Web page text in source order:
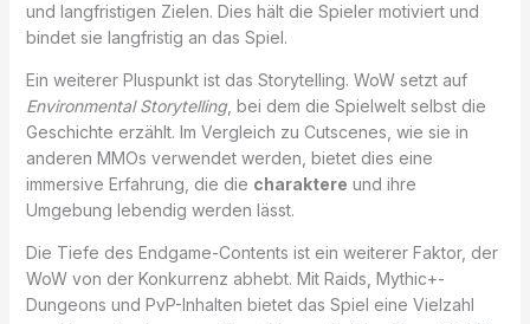
und langfristigen Zielen. Dies hält die Spieler motiviert und
bindet sie langfristig an das Spiel.
Ein weiterer Pluspunkt ist das Storytelling. WoW setzt auf
Environmental Storytelling, bei dem die Spielwelt selbst die
Geschichte erzählt. Im Vergleich zu Cutscenes, wie sie in
anderen MMOs verwendet werden, bietet dies eine
immersive Erfahrung, die die charaktere und ihre
Umgebung lebendig werden lässt.
Die Tiefe des Endgame-Contents ist ein weiterer Faktor, der
WoW von der Konkurrenz abhebt. Mit Raids, Mythic+-
Dungeons und PvP-Inhalten bietet das Spiel eine Vielzahl